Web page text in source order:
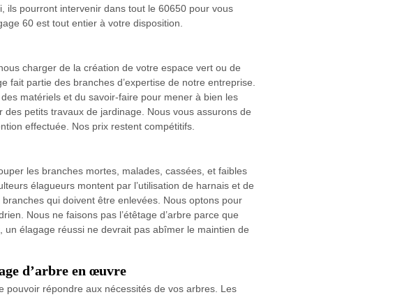
ils pourront intervenir dans tout le 60650 pour vous
60 est tout entier à votre disposition.
charger de la création de votre espace vert ou de
fait partie des branches d’expertise de notre entreprise.
matériels et du savoir-faire pour mener à bien les
petits travaux de jardinage. Nous vous assurons de
effectuée. Nos prix restent compétitifs.
les branches mortes, malades, cassées, et faibles
élagueurs montent par l’utilisation de harnais et de
qui doivent être enlevées. Nous optons pour
Nous ne faisons pas l’étêtage d’arbre parce que
élagage réussi ne devrait pas abîmer le maintien de
d’arbre en œuvre
pouvoir répondre aux nécessités de vos arbres. Les